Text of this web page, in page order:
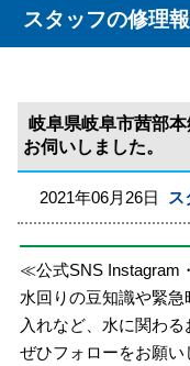
スタッフの修理
岐阜県岐阜市茜部
お伺いしました。
2021年06月26日 ス
≪公式SNS Instagram
水回りの豆知識や緊
入れなど、水に関わる
ぜひフォローをお願い